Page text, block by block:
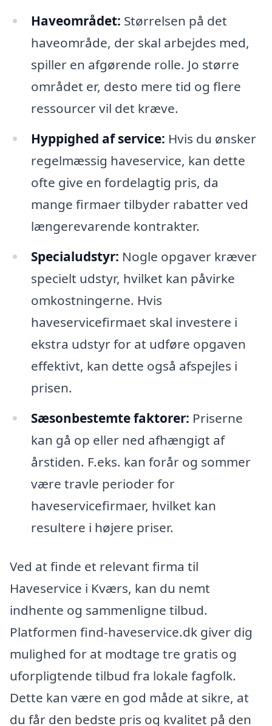
Haveområdet: Størrelsen på det
haveområde, der skal arbejdes med,
spiller en afgørende rolle. Jo større
området er, desto mere tid og flere
ressourcer vil det kræve.
Hyppighed af service: Hvis du ønsker
regelmæssig haveservice, kan dette
ofte give en fordelagtig pris, da
mange firmaer tilbyder rabatter ved
længerevarende kontrakter.
Specialudstyr: Nogle opgaver kræver
specielt udstyr, hvilket kan påvirke
omkostningerne. Hvis
haveservicefirmaet skal investere i
ekstra udstyr for at udføre opgaven
effektivt, kan dette også afspejles i
prisen.
Sæsonbestemte faktorer: Priserne
kan gå op eller ned afhængigt af
årstiden. F.eks. kan forår og sommer
være travle perioder for
haveservicefirmaer, hvilket kan
resultere i højere priser.
Ved at finde et relevant firma til
Haveservice i Kværs, kan du nemt
indhente og sammenligne tilbud.
Platformen find-haveservice.dk giver dig
mulighed for at modtage tre gratis og
uforpligtende tilbud fra lokale fagfolk.
Dette kan være en god måde at sikre, at
du får den bedste pris og kvalitet på den